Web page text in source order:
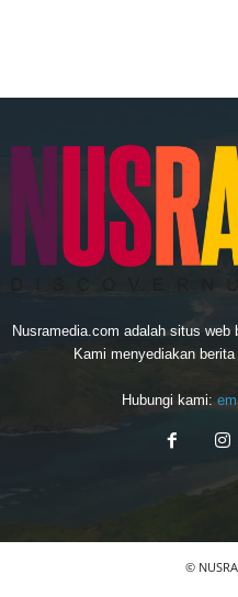
Nusramedia.com adalah situs
Kami menyediakan
Hubungi kami:
©